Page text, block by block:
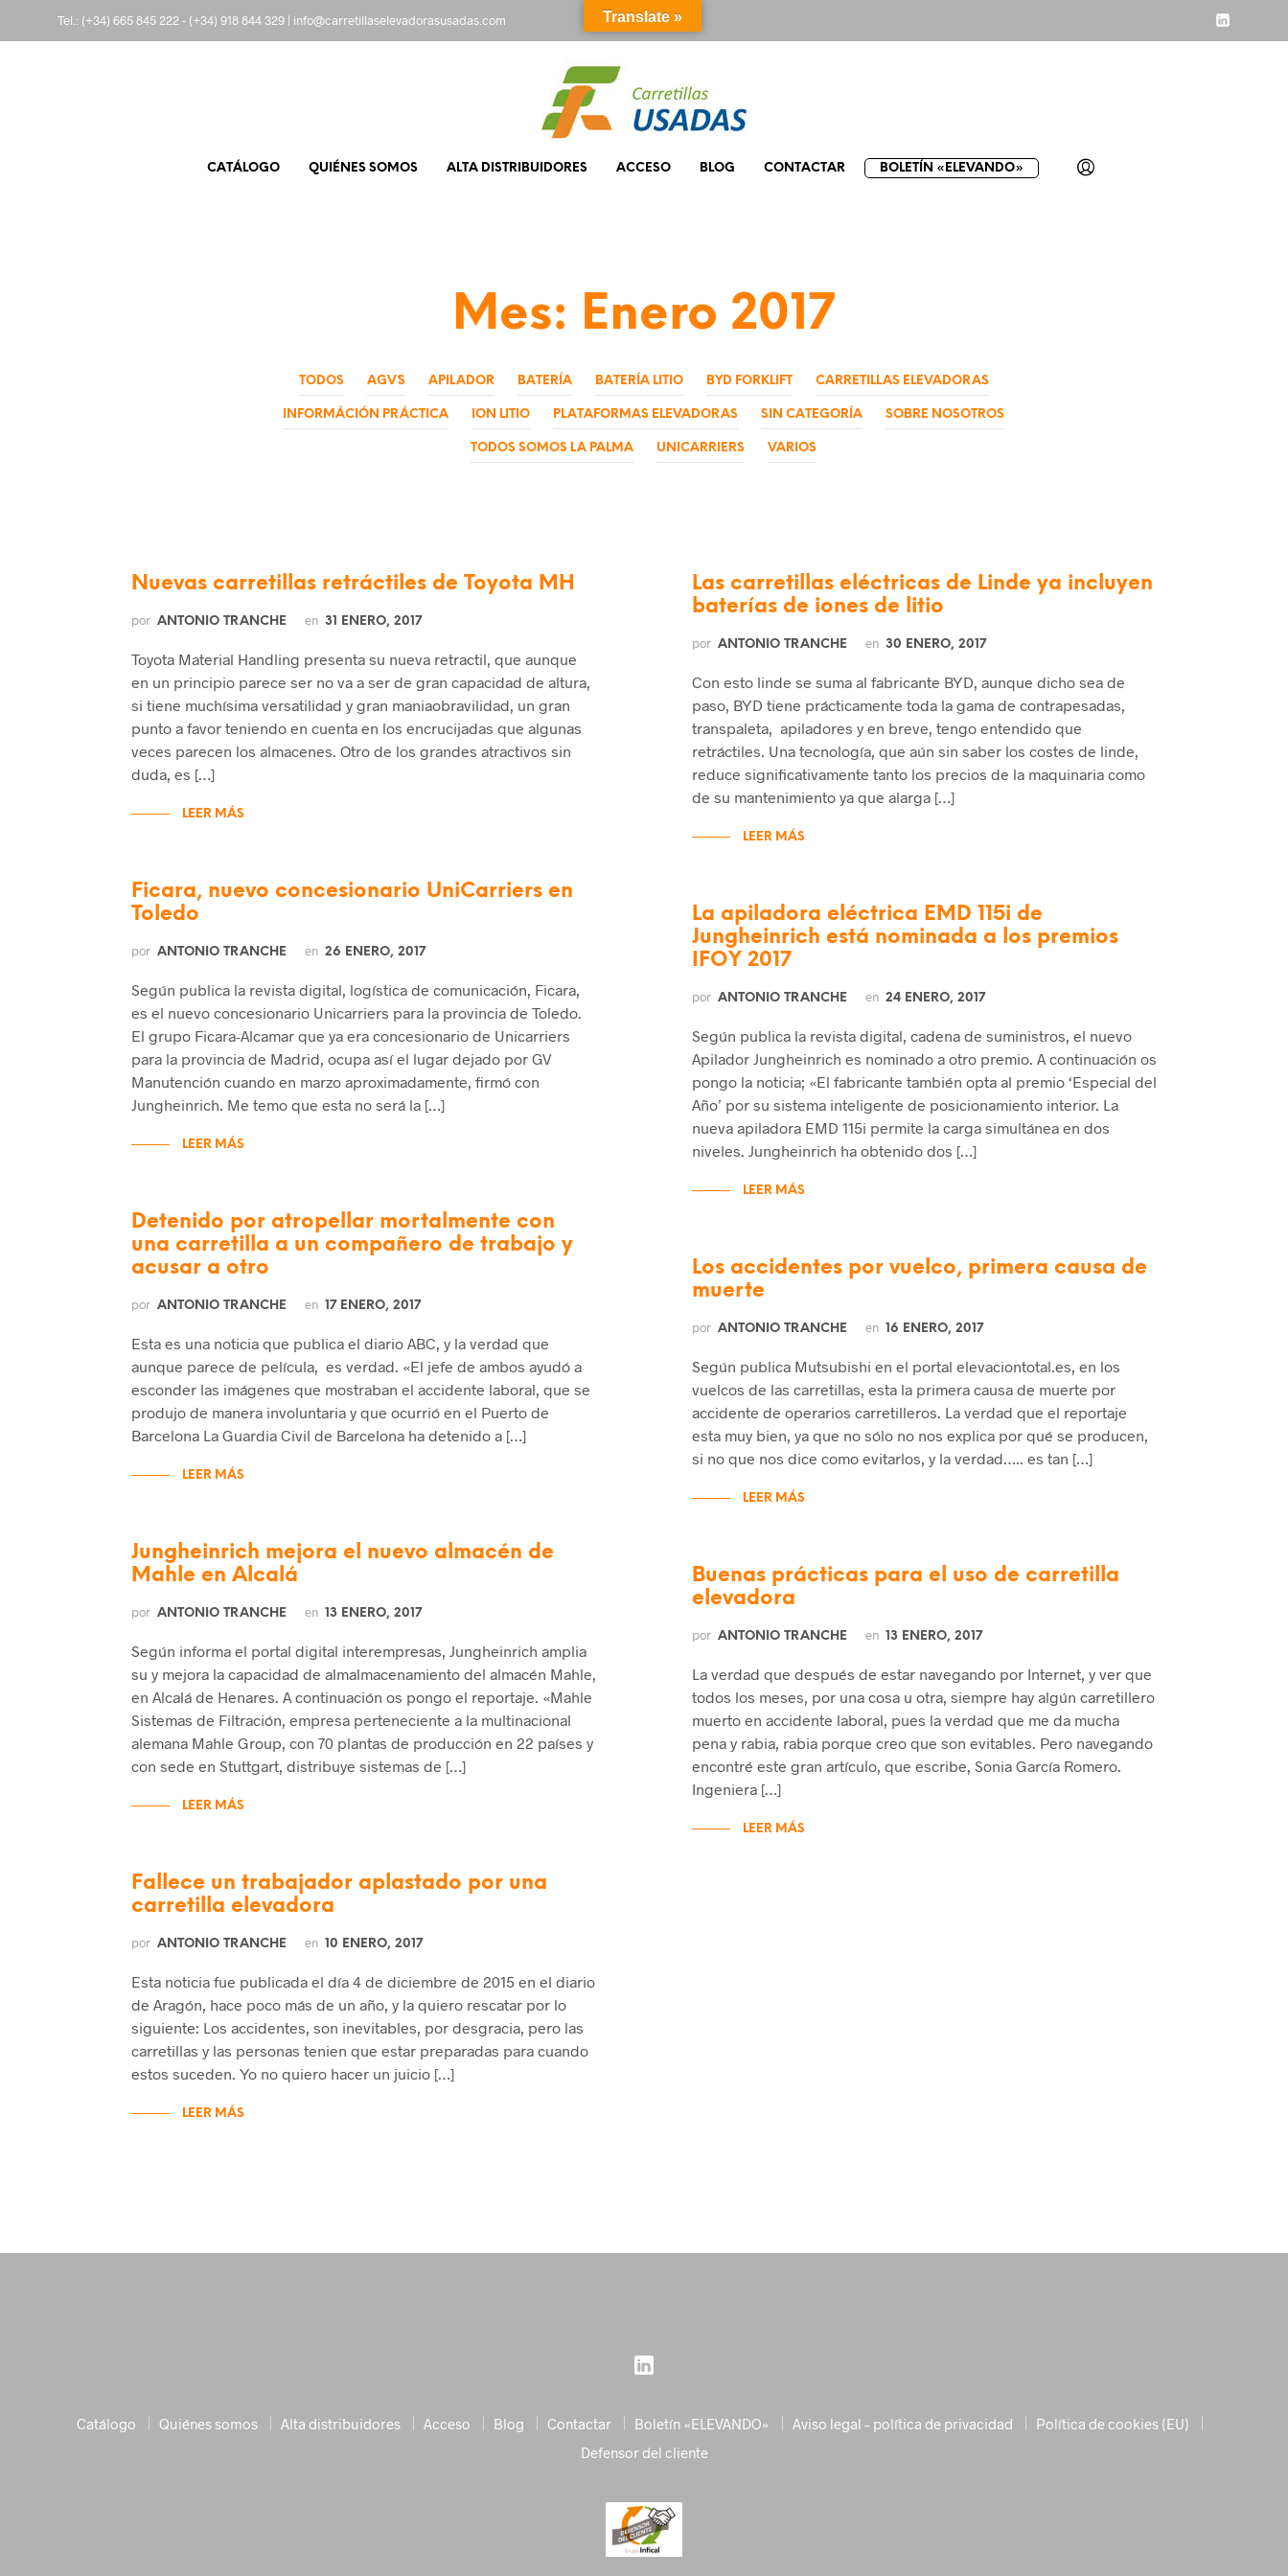
Tel.: (+34) 665 845 222- (+34) 918 844 329 | info@carretillaselevadorasusadas.com
CATÁLOGO QUIÉNES SOMOS ALTA DISTRIBUIDORES ACCESO BLOG CONTACTAR BOLETÍN «ELEVANDO»
Mes: Enero 2017
TODOS AGV´S APILADOR BATERÍA BATERÍA LITIO BYD FORKLIFT CARRETILLAS ELEVADORAS
INFORMÁCIÓN PRÁCTICA ION LITIO PLATAFORMAS ELEVADORAS SIN CATEGORÍA SOBRE NOSOTROS
TODOS SOMOS LA PALMA UNICARRIERS VARIOS
Nuevas carretillas retráctiles de Toyota MH
por ANTONIO TRANCHE en 31 ENERO, 2017
Toyota Material Handling presenta su nueva retractil, que aunque
en un principio parece ser no va a ser de gran capacidad de altura,
si tiene muchísima versatilidad y gran maniaobravilidad, un gran
punto a favor teniendo en cuenta en los encrucijadas que algunas
veces parecen los almacenes. Otro de los grandes atractivos sin
duda, es […]
LEER MÁS
Ficara, nuevo concesionario UniCarriers en
Toledo
por ANTONIO TRANCHE en 26 ENERO, 2017
Según publica la revista digital, logística de comunicación, Ficara,
es el nuevo concesionario Unicarriers para la provincia de Toledo.
El grupo Ficara-Alcamar que ya era concesionario de Unicarriers
para la provincia de Madrid, ocupa así el lugar dejado por GV
Manutención cuando en marzo aproximadamente, firmó con
Jungheinrich. Me temo que esta no será la […]
LEER MÁS
Detenido por atropellar mortalmente con
una carretilla a un compañero de trabajo y
acusar a otro
por ANTONIO TRANCHE en 17 ENERO, 2017
Esta es una noticia que publica el diario ABC, y la verdad que
aunque parece de película, es verdad. «El jefe de ambos ayudó a
esconder las imágenes que mostraban el accidente laboral, que se
produjo de manera involuntaria y que ocurrió en el Puerto de
Barcelona La Guardia Civil de Barcelona ha detenido a […]
LEER MÁS
Jungheinrich mejora el nuevo almacén de
Mahle en Alcalá
por ANTONIO TRANCHE en 13 ENERO, 2017
Según informa el portal digital interempresas, Jungheinrich amplia
su y mejora la capacidad de almalmacenamiento del almacén Mahle,
en Alcalá de Henares. A continuación os pongo el reportaje. «Mahle
Sistemas de Filtración, empresa perteneciente a la multinacional
alemana Mahle Group, con 70 plantas de producción en 22 países y
con sede en Stuttgart, distribuye sistemas de […]
LEER MÁS
Fallece un trabajador aplastado por una
carretilla elevadora
por ANTONIO TRANCHE en 10 ENERO, 2017
Esta noticia fue publicada el día 4 de diciembre de 2015 en el diario
de Aragón, hace poco más de un año, y la quiero rescatar por lo
siguiente: Los accidentes, son inevitables, por desgracia, pero las
carretillas y las personas tenien que estar preparadas para cuando
estos suceden. Yo no quiero hacer un juicio […]
LEER MÁS
Las carretillas eléctricas de Linde ya incluyen
baterías de iones de litio
por ANTONIO TRANCHE en 30 ENERO, 2017
Con esto linde se suma al fabricante BYD, aunque dicho sea de
paso, BYD tiene prácticamente toda la gama de contrapesadas,
transpaleta, apiladores y en breve, tengo entendido que
retráctiles. Una tecnología, que aún sin saber los costes de linde,
reduce significativamente tanto los precios de la maquinaria como
de su mantenimiento ya que alarga […]
LEER MÁS
La apiladora eléctrica EMD 115i de
Jungheinrich está nominada a los premios
IFOY 2017
por ANTONIO TRANCHE en 24 ENERO, 2017
Según publica la revista digital, cadena de suministros, el nuevo
Apilador Jungheinrich es nominado a otro premio. A continuación os
pongo la noticia; «El fabricante también opta al premio ‘Especial del
Año’ por su sistema inteligente de posicionamiento interior. La
nueva apiladora EMD 115i permite la carga simultánea en dos
niveles. Jungheinrich ha obtenido dos […]
LEER MÁS
Los accidentes por vuelco, primera causa de
muerte
por ANTONIO TRANCHE en 16 ENERO, 2017
Según publica Mutsubishi en el portal elevaciontotal.es, en los
vuelcos de las carretillas, esta la primera causa de muerte por
accidente de operarios carretilleros. La verdad que el reportaje
esta muy bien, ya que no sólo no nos explica por qué se producen,
si no que nos dice como evitarlos, y la verdad….. es tan […]
LEER MÁS
Buenas prácticas para el uso de carretilla
elevadora
por ANTONIO TRANCHE en 13 ENERO, 2017
La verdad que después de estar navegando por Internet, y ver que
todos los meses, por una cosa u otra, siempre hay algún carretillero
muerto en accidente laboral, pues la verdad que me da mucha
pena y rabia, rabia porque creo que son evitables. Pero navegando
encontré este gran artículo, que escribe, Sonia García Romero.
Ingeniera […]
LEER MÁS
Catálogo Quiénes somos Alta distribuidores Acceso Blog Contactar Boletín «ELEVANDO» Aviso legal – política de privacidad
Política de cookies (EU)
Defensor del cliente
Translate »